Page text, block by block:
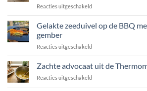
Reacties uitgeschakeldvoor
in
salieboter
coquille,
en
Padano
Gelakte zeeduivel op de BBQ
gember
Reacties uitgeschakeldvoor
zeeduivel
de
Zachte advocaat uit de
Reacties uitgeschakeldvoor